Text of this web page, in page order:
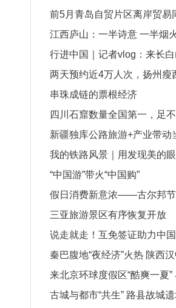
前5月青岛自贸片区离岸贸易
50%
江西庐山：一半诗意 一半烟
行进中国｜记者vlog：来长
+1
两天预约近4万人次，扬州瘦
超游客“占领”
串珠成链的票根经济
四川石窟数量全国第一，足
赏“四川石窟线上展”｜文化中
新疆独库公路旅游+产业带动
收
我的铁路风景｜用发现美的
美好！
“中国游”带火“中国购”
假日消费新意浓――古尔邦节
费市场一线观察
三亚旅游景区有序恢复开放
说走就走！互免签证助力中
热
秦巴腹地“夜经济”火热 陕西
场景持续“上新”
来北京环球度假区“酷爽一夏
专属特惠
古城与都市“共生” 路县故城